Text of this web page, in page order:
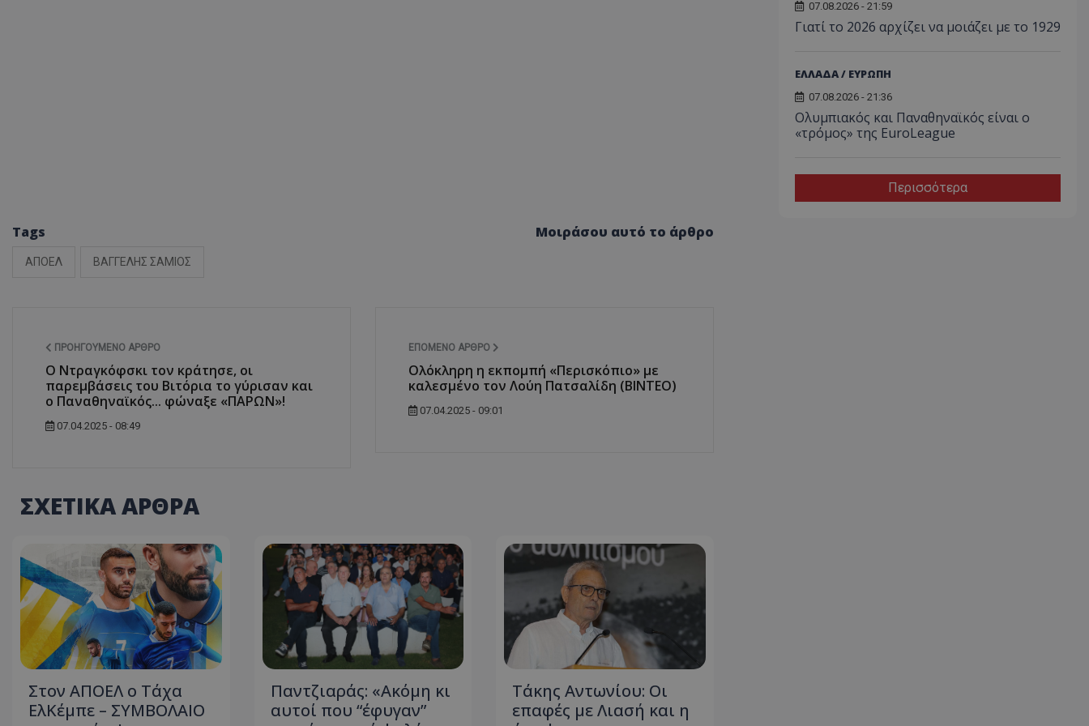
Tags
ΑΠΟΕΛ ΒΑΓΓΕΛΗΣ ΣΑΜΙΟΣ
Μοιράσου αυτό το άρθρο
ΠΡΟΗΓΟΎΜΕΝΟ ΆΡΘΡΟ
Ο Ντραγκόφσκι τον κράτησε, οι
παρεμβάσεις του Βιτόρια το γύρισαν και
ο Παναθηναϊκός... φώναξε «ΠΑΡΩΝ»!
07.04.2025 - 08:49
ΕΠΌΜΕΝΟ ΆΡΘΡΟ
Ολόκληρη η εκπομπή «Περισκόπιο» με
καλεσμένο τον Λούη Πατσαλίδη (ΒΙΝΤΕΟ)
07.04.2025 - 09:01
ΣΧΕΤΙΚΑ ΑΡΘΡΑ
Στον ΑΠΟΕΛ ο Τάχα
ΕλΚέμπε – ΣΥΜΒΟΛΑΙΟ
Παντζιαράς: «Ακόμη κι
αυτοί που “έφυγαν”
Τάκης Αντωνίου: Οι
επαφές με Λιασή και η
07.08.2026 - 21:59
Γιατί το 2026 αρχίζει να μοιάζει με το 1929
ΕΛΛΑΔΑ / ΕΥΡΩΠΗ
07.08.2026 - 21:36
Ολυμπιακός και Παναθηναϊκός είναι ο
«τρόμος» της EuroLeague
Περισσότερα